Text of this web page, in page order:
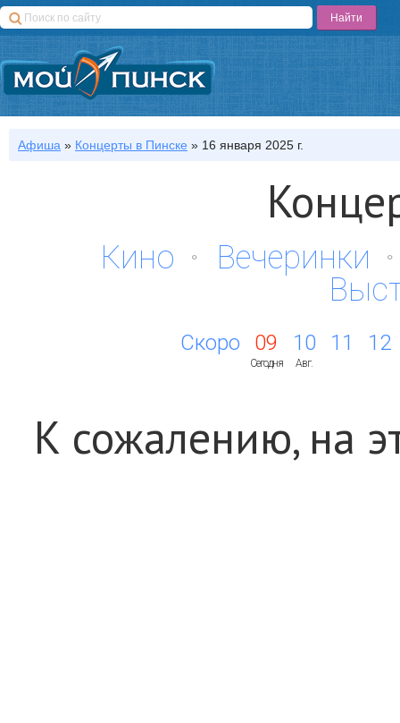
Афиша » Концерты в Пинске » 16 января 2025 г.
Кино
Вечеринки
Скоро 09
Сегодня
10
Авг.
11 12
К сожалению, на